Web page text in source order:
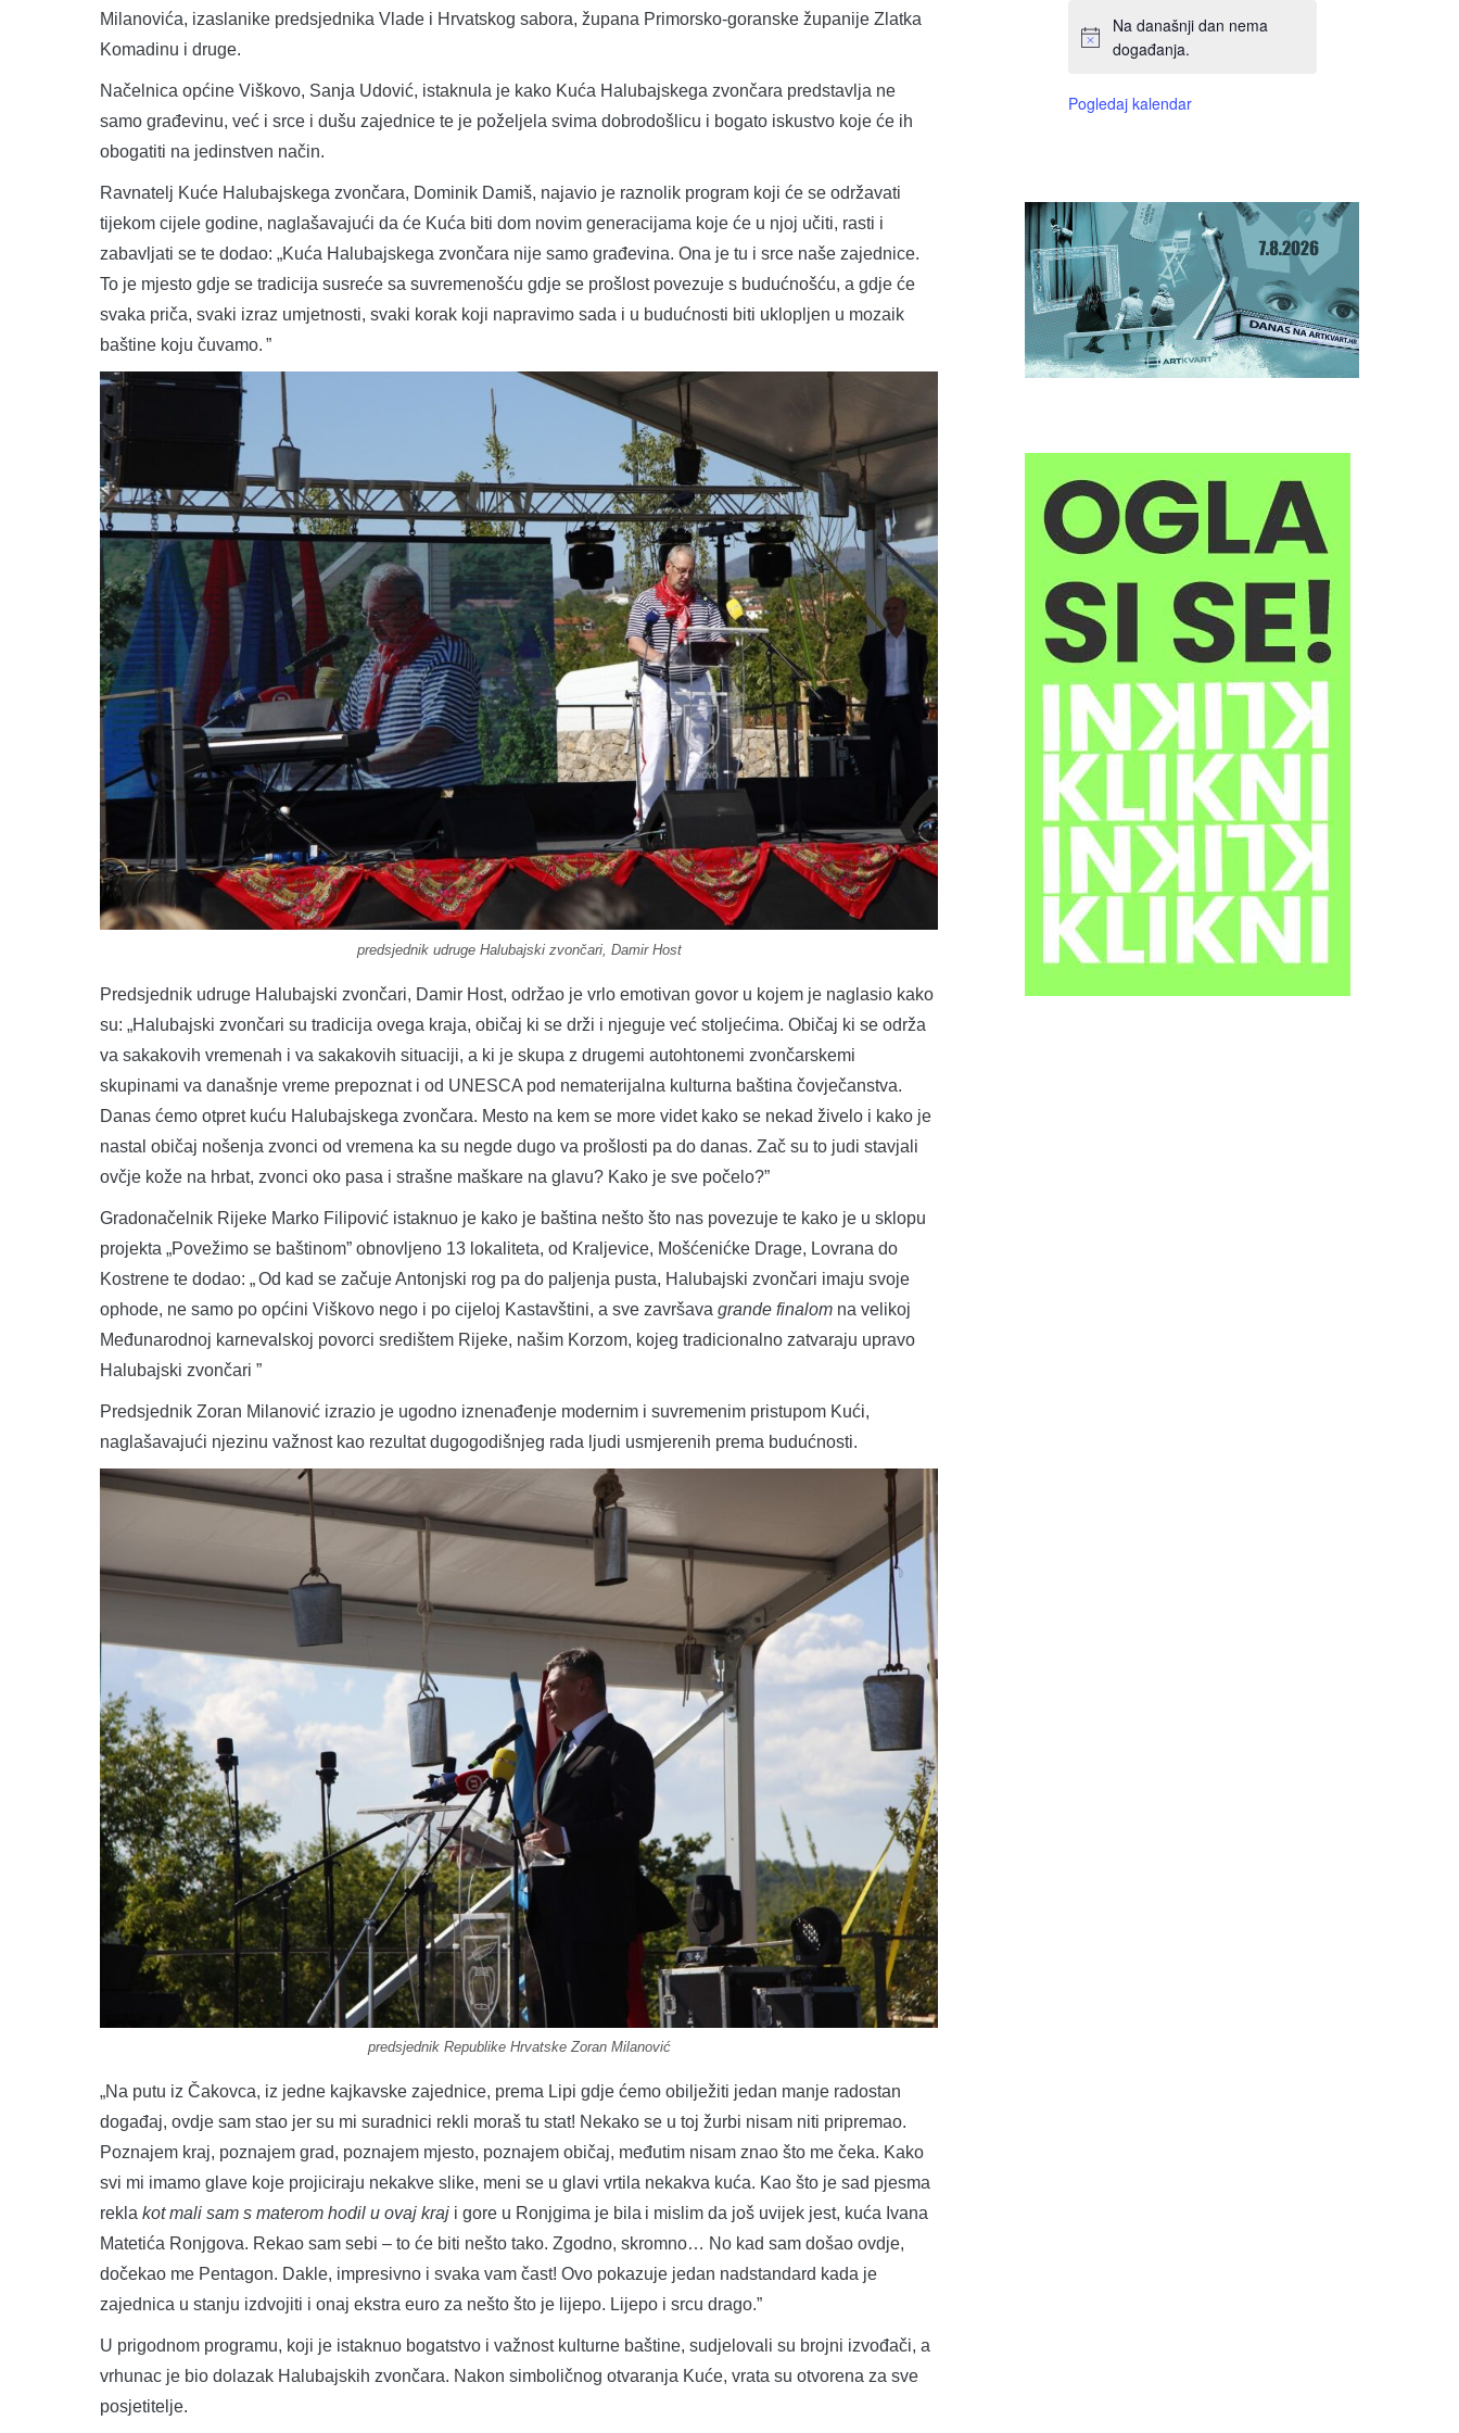
Milanovića, izaslanike predsjednika Vlade i Hrvatskog sabora, župana Primorsko-goranske županije Zlatka
Komadinu i druge.
Načelnica općine Viškovo, Sanja Udović, istaknula je kako Kuća Halubajskega zvončara predstavlja ne
samo građevinu, već i srce i dušu zajednice te je poželjela svima dobrodošlicu i bogato iskustvo koje će ih
obogatiti na jedinstven način.
Ravnatelj Kuće Halubajskega zvončara, Dominik Damiš, najavio je raznolik program koji će se održavati
tijekom cijele godine, naglašavajući da će Kuća biti dom novim generacijama koje će u njoj učiti, rasti i
zabavljati se te dodao: „Kuća Halubajskega zvončara nije samo građevina. Ona je tu i srce naše zajednice.
To je mjesto gdje se tradicija susreće sa suvremenošću gdje se prošlost povezuje s budućnošću, a gdje će
svaka priča, svaki izraz umjetnosti, svaki korak koji napravimo sada i u budućnosti biti uklopljen u mozaik
baštine koju čuvamo. ”
predsjednik udruge Halubajski zvončari, Damir Host
Predsjednik udruge Halubajski zvončari, Damir Host, održao je vrlo emotivan govor u kojem je naglasio kako
su: „Halubajski zvončari su tradicija ovega kraja, običaj ki se drži i njeguje već stoljećima. Običaj ki se održa
va sakakovih vremenah i va sakakovih situaciji, a ki je skupa z drugemi autohtonemi zvončarskemi
skupinami va današnje vreme prepoznat i od UNESCA pod nematerijalna kulturna baština čovječanstva.
Danas ćemo otpret kuću Halubajskega zvončara. Mesto na kem se more videt kako se nekad živelo i kako je
nastal običaj nošenja zvonci od vremena ka su negde dugo va prošlosti pa do danas. Zač su to judi stavjali
ovčje kože na hrbat, zvonci oko pasa i strašne maškare na glavu? Kako je sve počelo?”
Gradonačelnik Rijeke Marko Filipović istaknuo je kako je baština nešto što nas povezuje te kako je u sklopu
projekta „Povežimo se baštinom” obnovljeno 13 lokaliteta, od Kraljevice, Mošćenićke Drage, Lovrana do
Kostrene te dodao: „ Od kad se začuje Antonjski rog pa do paljenja pusta, Halubajski zvončari imaju svoje
ophode, ne samo po općini Viškovo nego i po cijeloj Kastavštini, a sve završava grande finalom na velikoj
Međunarodnoj karnevalskoj povorci središtem Rijeke, našim Korzom, kojeg tradicionalno zatvaraju upravo
Halubajski zvončari ”
Predsjednik Zoran Milanović izrazio je ugodno iznenađenje modernim i suvremenim pristupom Kući,
naglašavajući njezinu važnost kao rezultat dugogodišnjeg rada ljudi usmjerenih prema budućnosti.
predsjednik Republike Hrvatske Zoran Milanović
„Na putu iz Čakovca, iz jedne kajkavske zajednice, prema Lipi gdje ćemo obilježiti jedan manje radostan
događaj, ovdje sam stao jer su mi suradnici rekli moraš tu stat! Nekako se u toj žurbi nisam niti pripremao.
Poznajem kraj, poznajem grad, poznajem mjesto, poznajem običaj, međutim nisam znao što me čeka. Kako
svi mi imamo glave koje projiciraju nekakve slike, meni se u glavi vrtila nekakva kuća. Kao što je sad pjesma
rekla kot mali sam s materom hodil u ovaj kraj i gore u Ronjgima je bila i mislim da još uvijek jest, kuća Ivana
Matetića Ronjgova. Rekao sam sebi – to će biti nešto tako. Zgodno, skromno… No kad sam došao ovdje,
dočekao me Pentagon. Dakle, impresivno i svaka vam čast! Ovo pokazuje jedan nadstandard kada je
zajednica u stanju izdvojiti i onaj ekstra euro za nešto što je lijepo. Lijepo i srcu drago.”
U prigodnom programu, koji je istaknuo bogatstvo i važnost kulturne baštine, sudjelovali su brojni izvođači, a
vrhunac je bio dolazak Halubajskih zvončara. Nakon simboličnog otvaranja Kuće, vrata su otvorena za sve
posjetitelje.
Na današnji dan nema
događanja.
Pogledaj kalendar